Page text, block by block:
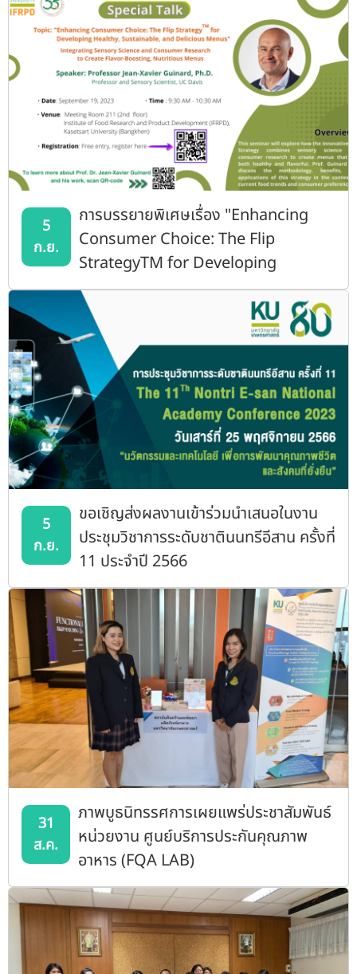
5
ก.ย.
การบรรยายพิเศษเรื่อง "Enhancing
Consumer Choice: The Flip
StrategyTM for Developing
Healthy, Sustainable, and Delicious
Menus"
5
ก.ย.
ขอเชิญส่งผลงานเข้าร่วมนำเสนอในงาน
ประชุมวิชาการระดับชาตินนทรีอีสาน ครั้งที่
11 ประจำปี 2566
31
ส.ค.
ภาพบูธนิทรรศการเผยแพร่ประชาสัมพันธ์
หน่วยงาน ศูนย์บริการประกันคุณภาพ
อาหาร (FQA LAB)